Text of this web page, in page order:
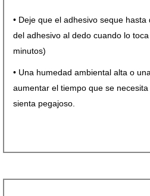
• Deje que el adhesivo seque hasta
del adhesivo al dedo cuando lo toca
minutos)
• Una humedad ambiental alta o una
aumentar el tiempo que se
sienta pegajoso.